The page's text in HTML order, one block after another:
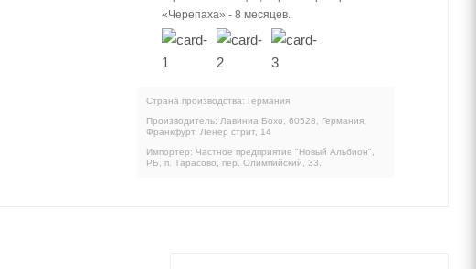
«Черепаха» - 8 месяцев.
Страна производства: Германия
Производитель: Лавиниа Бохо, 60528, Германия,
Франкфурт, Лёнер стрит, 14
Импортер: Частное предприятие "Новый Альбион",
РБ, п. Тарасово, пер. Олимпийский, 33.